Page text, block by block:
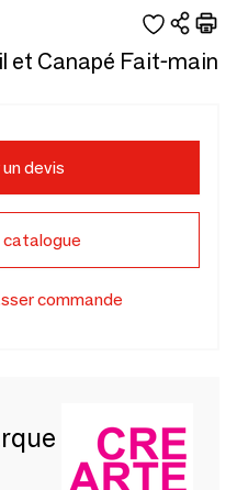
et Canapé Fait-main
devis
catalogue
commande